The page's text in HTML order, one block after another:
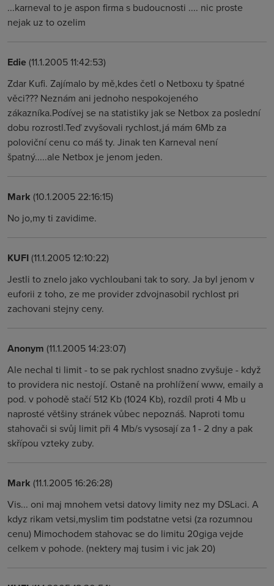
...karneval to je aspon firma s budoucnosti .... nic proste
nejak uz to ozelim
Edie(11.1.2005 11:42:53)
Zdar Kufi. Zajímalo by mě,kdes četl o Netboxu ty špatné
věci??? Neznám ani jednoho nespokojeného
zákazníka.Podívej se na statistiky jak se Netbox za poslední
dobu rozrostl.Teď zvyšovali rychlost,já mám 6Mb za
poloviční cenu co máš ty. Jinak ten Karneval není
špatný.....ale Netbox je jenom jeden.
Mark (10.1.2005 22:16:15)
No jo,my ti zavidime.
KUFI(11.1.2005 12:10:22)
Jestli to znelo jako vychloubani tak to sory. Ja byl jenom v
euforii z toho, ze me provider zdvojnasobil rychlost pri
zachovani stejny ceny.
Anonym (11.1.2005 14:23:07)
Ale nechal ti limit - to se pak rychlost snadno zvyšuje - když
to providera nic nestojí. Ostaně na prohlížení www, emaily a
pod. v pohodě stačí 512 Kb (1024 Kb), rozdíl proti 4 Mb u
naprosté většiny stránek vůbec nepoznáš. Naproti tomu
stahovači si svůj limit při 4 Mb/s vysosají za 1 - 2 dny a pak
skřípou vzteky zuby.
Mark (11.1.2005 16:26:28)
Vis... oni maj mnohem vetsi datovy limity nez my DSLaci. A
kdyz rikam vetsi,myslim tim podstatne vetsi (za rozumnou
cenu) Mimochodem stahovac se do limitu 20giga vejde
celkem v pohode. (nektery maj tusim i vic jak 20)